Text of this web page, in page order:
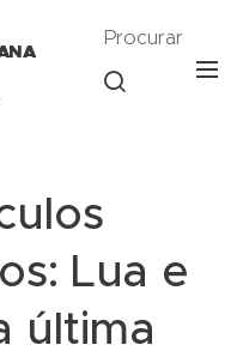
Procurar
Lua e
última